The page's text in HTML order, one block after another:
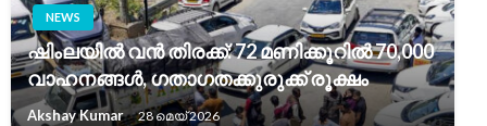
NEWS
ഷിംലയിൽ വൻ തിരക്ക്: 72 മണിക്കൂറിൽ 70,000
വാഹനങ്ങൾ, ഗതാഗതക്കുരുക്ക് രൂക്ഷം
Akshay Kumar 28 മെയ്‌ 2026